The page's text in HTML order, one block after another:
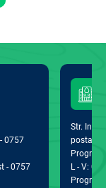
0757
- 0757
Str.
postal
L - V: